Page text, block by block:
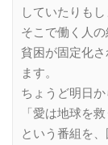
していたりもし
そこで働く人
貧困が固定化
ます。
ちょうど明日
「愛は地球を救
という番組を